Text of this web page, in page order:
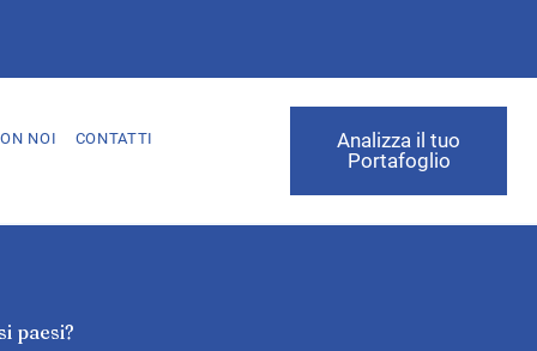
NOI CONTATTI
Analizza il tuo
Portafoglio
paesi?